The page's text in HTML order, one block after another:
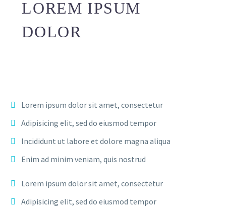
LOREM IPSUM
DOLOR
Lorem ipsum dolor sit amet, consectetur
Adipisicing elit, sed do eiusmod tempor
Incididunt ut labore et dolore magna aliqua
Enim ad minim veniam, quis nostrud
Lorem ipsum dolor sit amet, consectetur
Adipisicing elit, sed do eiusmod tempor